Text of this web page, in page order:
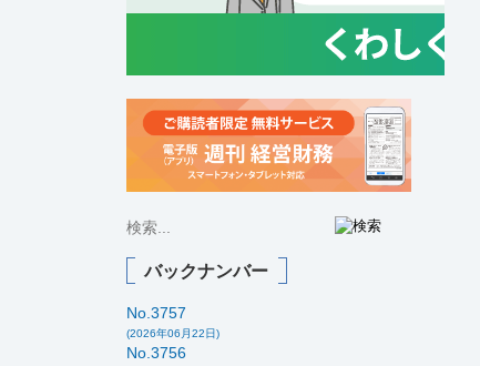
バックナンバー
No.3757
(2026年06月22日)
No.3756